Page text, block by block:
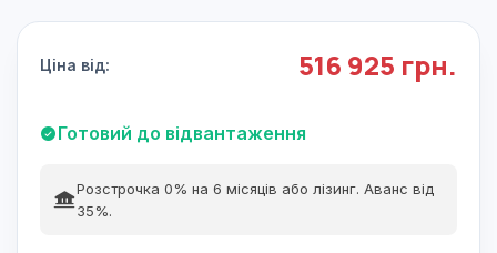
Ціна від: 516 925 грн.
Готовий до відвантаження
Розстрочка 0% на 6 місяців або лізинг. Аванс від
35%.